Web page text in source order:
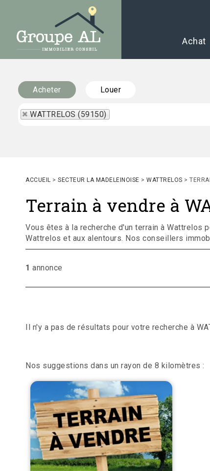
Achat
Acheter Louer
WATTRELOS (59150)
ACCUEIL > SECTEUR LA MADELEINOISE > WATTRELOS >
Terrain à vendre à
Vous êtes à la recherche d'un terrain à Wattrelos
Wattrelos et aux alentours. Nos conseillers
1 annonce
Il n'y a pas de résultats pour votre recherche à
Nos suggestions dans un rayon de 8 kilomètres :